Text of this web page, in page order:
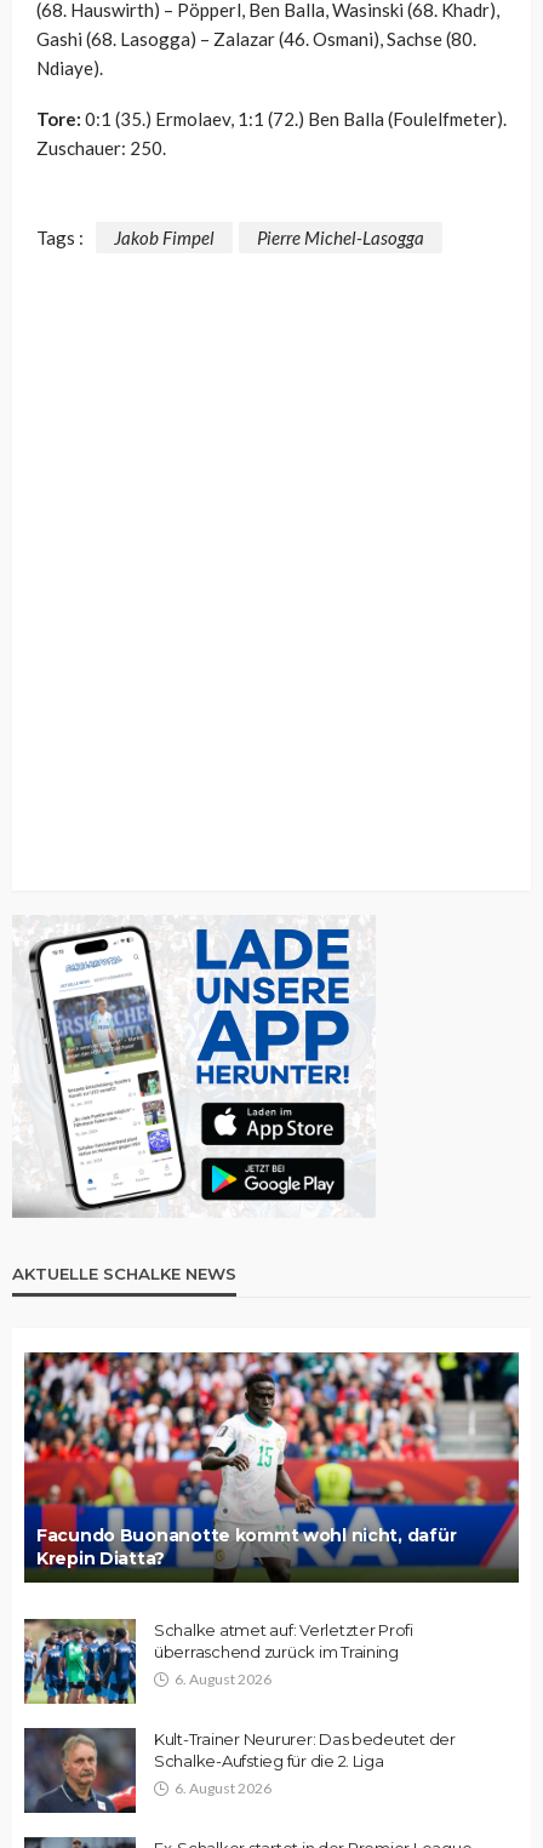
(68. Hauswirth) – Pöpperl, Ben Balla, Wasinski (68. Khadr),
Gashi (68. Lasogga) – Zalazar (46. Osmani), Sachse (80.
Ndiaye).
Tore: 0:1 (35.) Ermolaev, 1:1 (72.) Ben Balla (Foulelfmeter).
Zuschauer: 250.
Tags : Jakob Fimpel Pierre Michel-Lasogga
AKTUELLE SCHALKE NEWS
Facundo Buonanotte kommt wohl nicht, dafür
Krepin Diatta?
Schalke atmet auf: Verletzter Profi
überraschend zurück im Training
6. August 2026
Kult-Trainer Neururer: Das bedeutet der
Schalke-Aufstieg für die 2. Liga
6. August 2026